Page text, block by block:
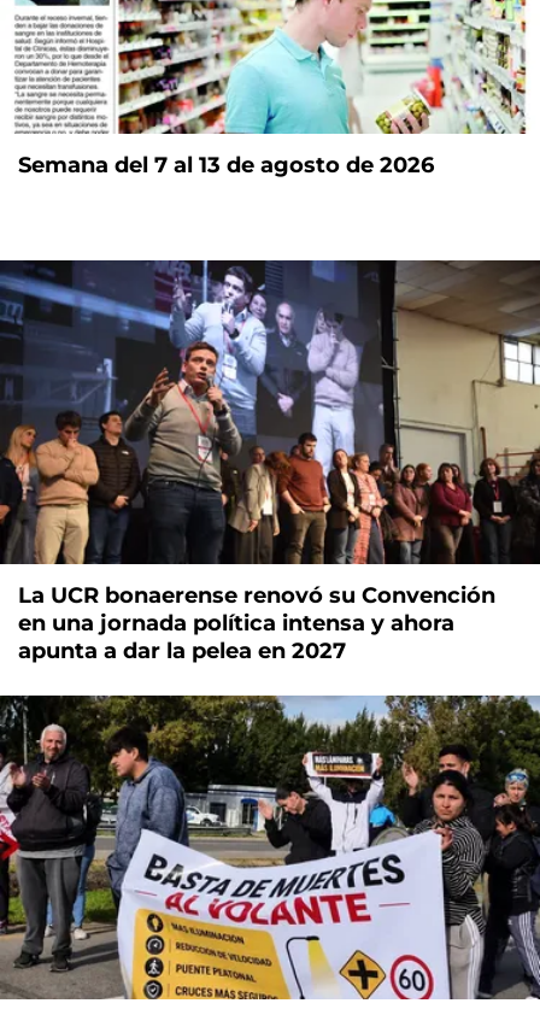
Semana del 7 al 13 de agosto de 2026
La UCR bonaerense renovó su Convención
en una jornada política intensa y ahora
apunta a dar la pelea en 2027